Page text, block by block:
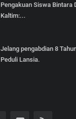
Pengakuan Siswa Bintara
Kaltim:...
Jelang pengabdian 8
Peduli Lansia.